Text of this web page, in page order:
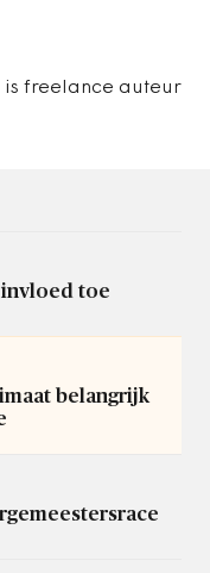
is freelance auteur
toe
belangrijk